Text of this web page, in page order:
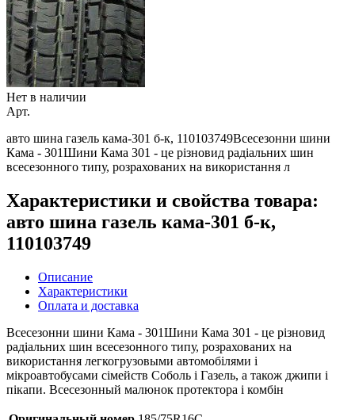
Нет в наличии
Арт.
авто шина газель кама-301 б-к, 110103749Всесезонни шини
Кама - 301Шини Кама 301 - це різновид радіальних шин
всесезонного типу, розрахованих на використання л
Характеристики и свойства товара:
авто шина газель кама-301 б-к,
110103749
Описание
Характеристики
Оплата и доставка
Всесезонни шини Кама - 301Шини Кама 301 - це різновид
радіальних шин всесезонного типу, розрахованих на
використання легкогрузовыми автомобілями і
мікроавтобусами сімейств Соболь і Газель, а також джипи і
пікапи. Всесезонный малюнок протектора і комбін